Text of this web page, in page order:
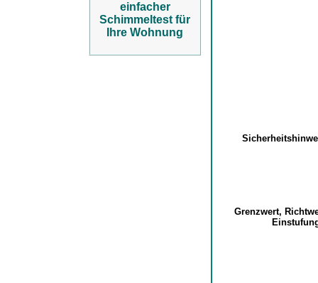
einfacher
Schimmeltest für
Ihre Wohnung
Grenzwert,